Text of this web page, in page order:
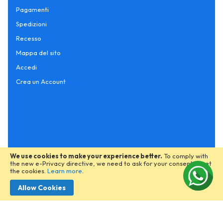
We use cookies to make your experience better. To comply with
the new e-Privacy directive, we need to ask for your consent to set
the cookies. Learn more
Allow Cookies
Pagamenti
Spedizioni
Recesso
Mappa del sito
Accedi
Crea un Account